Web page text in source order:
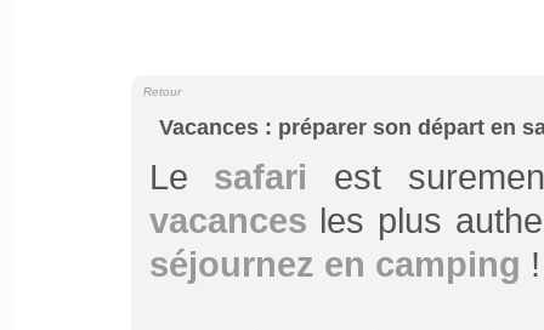
Vacances : préparer son départ en
Retour
Le safari est
vacances les plus
séjournez en camping !